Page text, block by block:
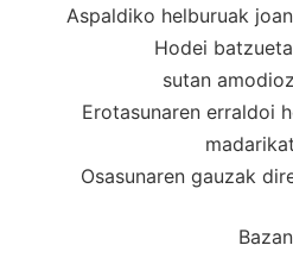
Aspaldiko helburuak
Hodei
sutan
Erotasunaren erraldoi
Osasunaren gauzak
Bazan